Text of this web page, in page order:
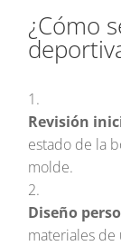
¿Cómo
Revisión
estado de la
molde.
Diseño
materiales de